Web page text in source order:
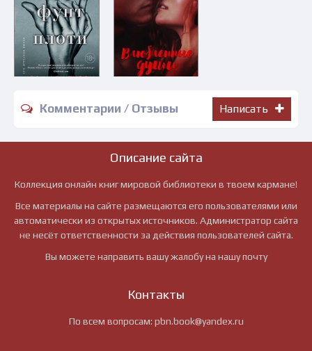
Комментарии / Отзывы Написать
Описание сайта
Коллекция онлайн книг мировой библиотеки в твоем кармане!
Все материалы на сайте размещаются его пользователями или
автоматически из открытых источников. Администратор сайта
не несёт ответственности за действия пользователей сайта.
Вы можете направить вашу жалобу на нашу почту
Контакты
По всем вопросам: pbn.book@yandex.ru